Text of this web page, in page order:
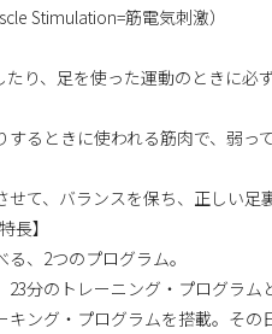
Stimulation=筋電気刺激）
り、足を使った運動のときに必
るときに使われる筋肉で、弱っ
て、バランスを保ち、正しい足
長】
、2つのプログラム。
23分のトレーニング・プログラ
キング・プログラムを搭載。そ